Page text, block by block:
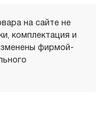
на сайте не
комплектация и
фирмой-